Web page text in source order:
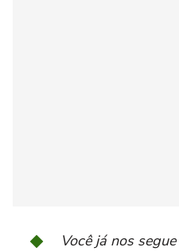
Você já nos